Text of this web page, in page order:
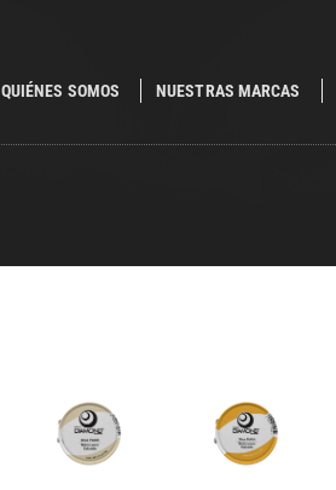
QUIÉNES SOMOS NUESTRAS MARCAS